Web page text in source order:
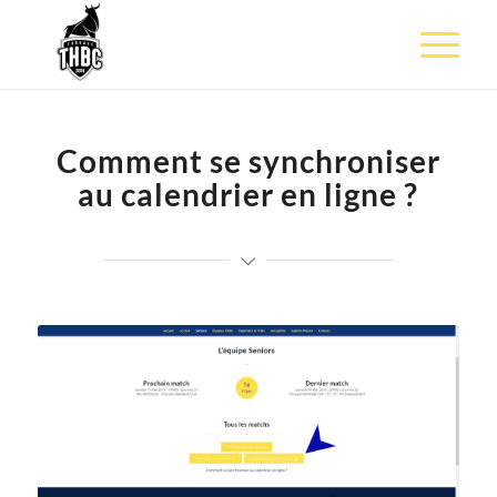
Comment se synchroniser
au calendrier en ligne ?